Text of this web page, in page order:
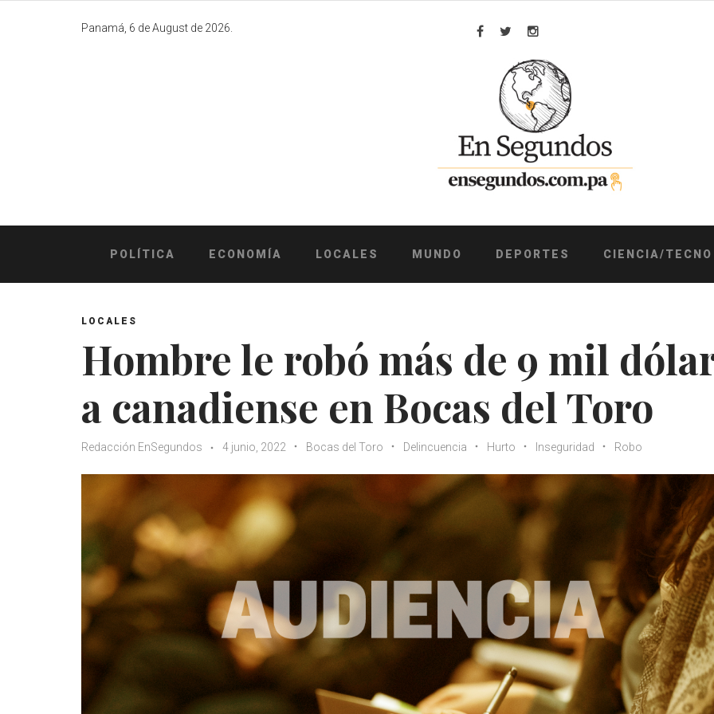
Panamá, 6 de August de 2026.
Facebook
TwitterInstagram
POLÍTICA ECONOMÍA LOCALES MUNDO DEPORTES CIENCIA/TECNO
LOCALES
Hombre le robó más de 9 mil
a canadiense en Bocas del Toro
Redacción EnSegundos 4 junio, 2022 Bocas del Toro Delincuencia Hurto Inseguridad Robo